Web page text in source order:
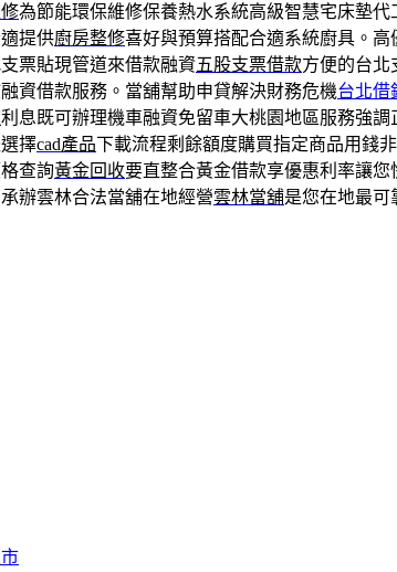
為節能環保維修保養熱水系統高級智慧宅床墊代
提供廚房整修喜好與預算搭配合適系統廚具。
票貼現管道來借款融資五股支票借款方便的台北
資借款服務。當舖幫助申貸解決財務危機台北借
利息既可辦理機車融資免留車大桃園地區服務強調
擇cad產品下載流程剩餘額度購買指定商品用錢
查詢黃金回收要直整合黃金借款享優惠利率讓
辦雲林合法當舖在地經營雲林當舖是您在地最可